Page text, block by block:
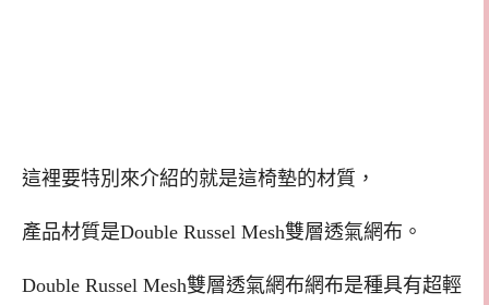
這裡要特別來介紹的就是這椅墊的材質，
產品材質是Double Russel Mesh雙層透氣網布。
Double Russel Mesh雙層透氣網布網布是種具有超輕